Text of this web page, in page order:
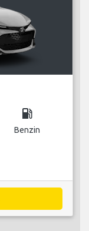
local_gas_station
Benzin